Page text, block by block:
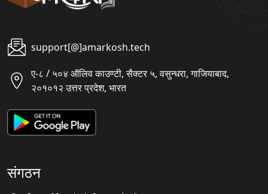
support[@]amarkosh.tech
ए-८ / ५०४ ऑलिव काउण्टी, सैक्टर ५, वसुन्धरा, गाजियाबाद,
२०१०१२ उत्तर प्रदेश, भारत
संगठन